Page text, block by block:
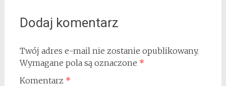
Dodaj komentarz
Twój adres e-mail nie zostanie opublikowany.
Wymagane pola są oznaczone *
Komentarz *